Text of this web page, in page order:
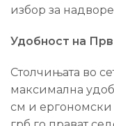
избор за
Удобност на
Столчињата во
максимална
см и ергономски